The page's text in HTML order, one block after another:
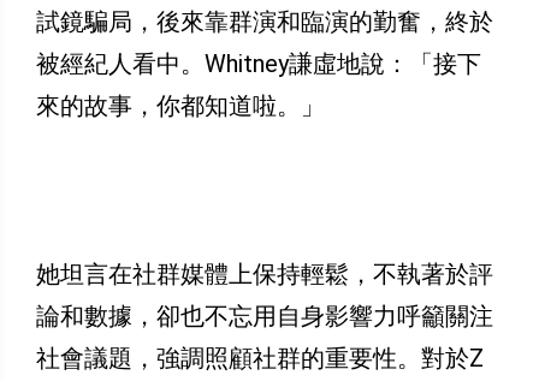
試鏡騙局，後來靠群演和臨演的勤奮，終於
被經紀人看中。Whitney謙虛地說：「接下
來的故事，你都知道啦。」
她坦言在社群媒體上保持輕鬆，不執著於評
論和數據，卻也不忘用自身影響力呼籲關注
社會議題，強調照顧社群的重要性。對於Z